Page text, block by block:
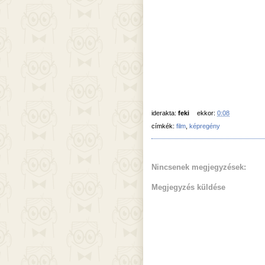
iderakta: feki ekkor: 0:08
címkék: film, képregény
Nincsenek megjegyzések:
Megjegyzés küldése